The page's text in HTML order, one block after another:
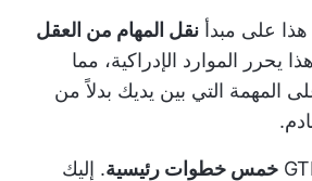
هذا على مبدأ نقل المهام من العقل
يحرر الموارد الإدراكية، مما
المهمة التي بين يديك بدلاً من
خمس خطوات رئيسية. إليك